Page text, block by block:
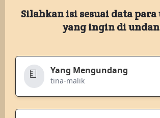
Silahkan isi sesuai data
yang ingin di
Yang Mengundang
tina-malik